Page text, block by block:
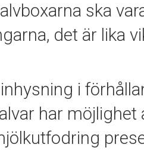
ska
det är lika
i
har